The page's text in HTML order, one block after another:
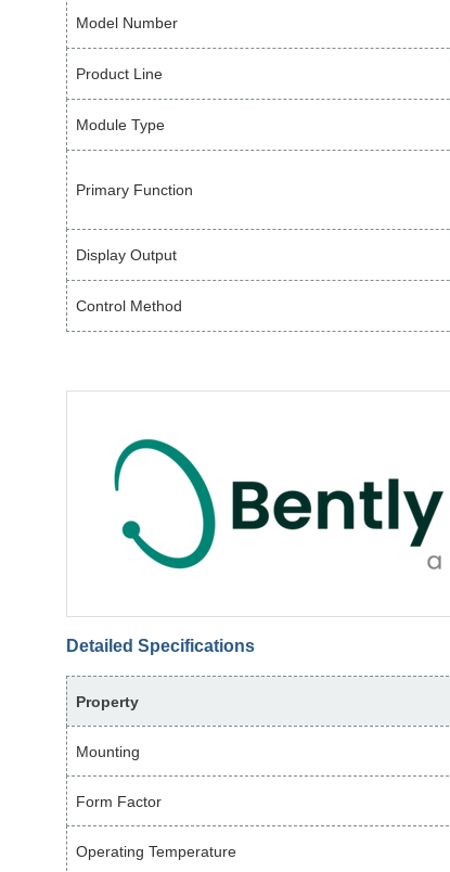
Model Number
Product Line
Module Type
Primary Function
Display Output
Control Method
Detailed Specifications
Property
Mounting
Form Factor
Operating Temperature